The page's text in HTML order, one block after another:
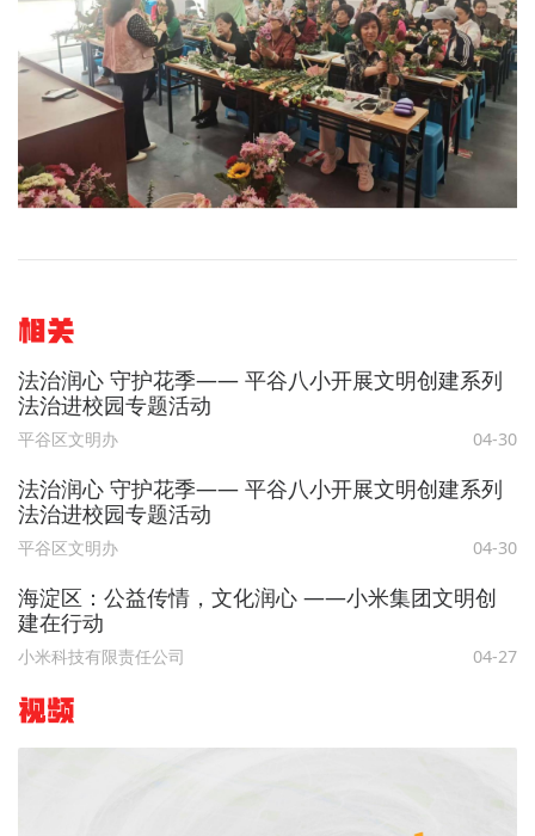
相关
法治润心 守护花季—— 平谷八小开展文明创建系列
法治进校园专题活动
平谷区文明办 04-30
法治润心 守护花季—— 平谷八小开展文明创建系列
法治进校园专题活动
平谷区文明办 04-30
海淀区：公益传情，文化润心 ——小米集团文明创
建在行动
小米科技有限责任公司 04-27
视频